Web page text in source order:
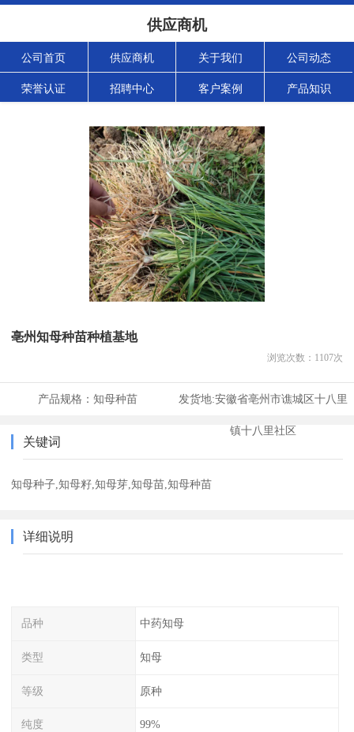
供应商机
公司首页 供应商机 关于我们 公司动态
荣誉认证 招聘中心 客户案例 产品知识
亳州知母种苗种植基地
浏览次数： 1107次
产品规格： 知母种苗 发货地:安徽省亳州市谯城区十八里
镇十八里社区
关键词
知母种子,知母籽,知母芽,知母苗,知母种苗
详细说明
品种 中药知母
类型 知母
等级 原种
纯度 99%